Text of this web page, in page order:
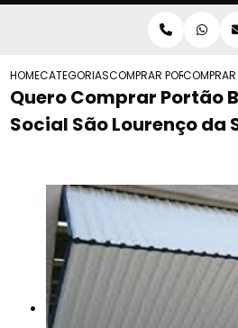
HOMECATEGORIASCOMPRAR PORTAO
Quero Comprar Portão
Social São Lourenço da